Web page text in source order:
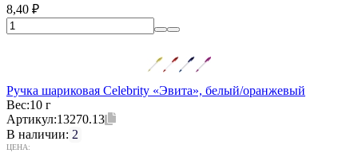
8,40 ₽
Ручка шариковая Celebrity «Эвита», белый/оранжевый
Вес:10 г
Артикул:13270.13
В наличии: 2
ЦЕНА: